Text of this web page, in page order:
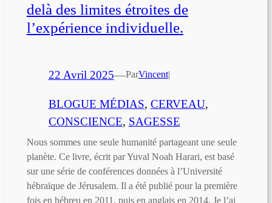
delà des limites étroites de
l’expérience individuelle.
22 Avril 2025—ParVincent|
BLOGUE MÉDIAS, CERVEAU
CONSCIENCE, SAGESSE
Nous sommes une seule humanité partageant une seule
planète. Ce livre, écrit par Yuval Noah Harari, est basé
sur une série de conférences données à l’Université
hébraïque de Jérusalem. Il a été publié pour la première
fois en hébreu en 2011, puis en anglais en 2014. Je l’ai